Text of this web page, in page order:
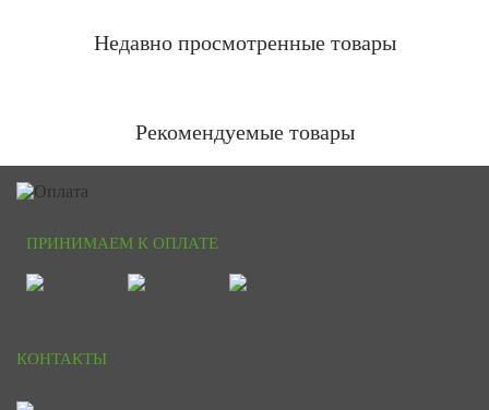
Недавно просмотренные товары
Рекомендуемые товары
ПРИНИМАЕМ К ОПЛАТЕ
КОНТАКТЫ